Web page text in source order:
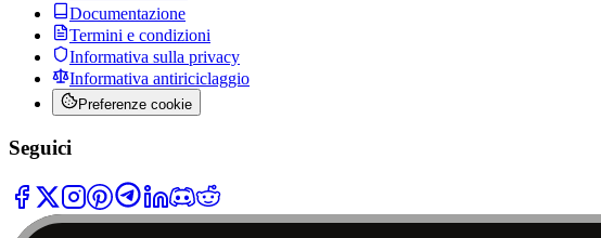
Documentazione
Termini e condizioni
Informativa sulla privacy
Informativa antiriciclaggio
Preferenze cookie
Seguici